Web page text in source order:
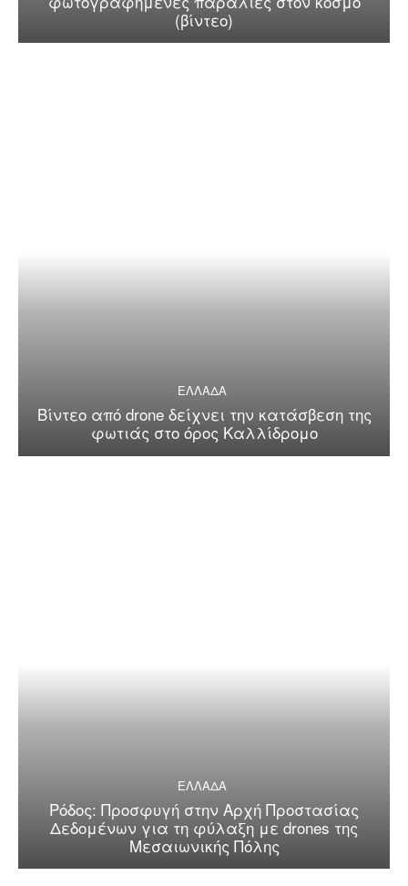
(βίντεο)
ΕΛΛΑΔΑ
Βίντεο από drone δείχνει την κατάσβεση της
φωτιάς στο όρος Καλλίδρομο
ΕΛΛΑΔΑ
Ρόδος: Προσφυγή στην Αρχή Προστασίας
Δεδομένων για τη φύλαξη με drones της
Μεσαιωνικής Πόλης